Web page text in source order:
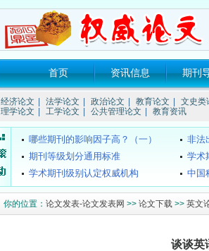
首页 资讯信息 期刊
经济论文 法学论文 政治论文 教育论文 文史类
理学论文
工学论文 公共管理论文 教育资讯
关于所谓的“中国消费网（xao...
《
要投稿的话要注明哪些信息？
核心
哪些期刊的影响因子高？（一）
非法
期刊等级划分通用标准
学术
学术期刊级别认定权威机构
中国
什么叫双核心期刊
国家
4种组织工程期刊新进入SCI
SCI
海南
你的位置： 论文发表-论文发表网 >> 论文下载 >> 英文
谈谈英